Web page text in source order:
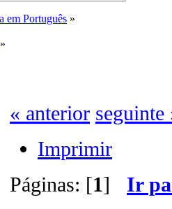
em Português »
»
« anterior seguinte
Imprimir
Páginas: [1] Ir